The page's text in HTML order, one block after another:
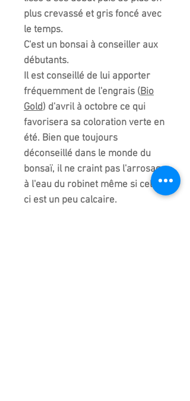
plus crevassé et gris foncé avec
le temps.
C'est un bonsai à conseiller aux
débutants.
Il est conseillé de lui apporter
fréquemment de l'engrais (Bio
Gold) d'avril à octobre ce qui
favorisera sa coloration verte en
été. Bien que toujours
déconseillé dans le monde du
bonsaï, il ne craint pas l'arrosage
à l'eau du robinet même si celle-
ci est un peu calcaire.